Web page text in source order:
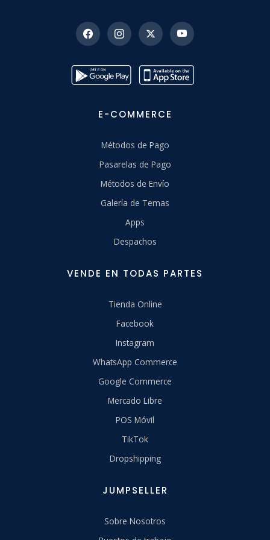
E-COMMERCE
Métodos de Pago
Pasarelas de Pago
Métodos de Envío
Galería de Temas
Apps
Despachos
VENDE EN TODAS PARTES
Tienda Online
Facebook
Instagram
WhatsApp Commerce
Google Commerce
Mercado Libre
POS Móvil
TikTok
Dropshipping
JUMPSELLER
Sobre Nosotros